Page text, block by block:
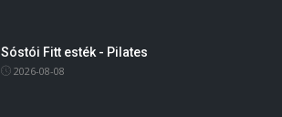
Sóstói Fitt esték - Pilates
2026-08-08